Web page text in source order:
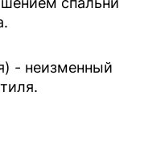
- неизменный